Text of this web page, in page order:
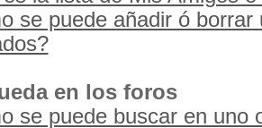
se puede añadir ó
en los foros
se puede buscar en uno